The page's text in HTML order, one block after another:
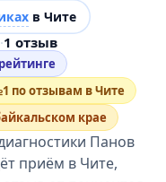
в Чите
·1 отзыв
по отзывам в Чите
крае
Панов
приём в Чите,